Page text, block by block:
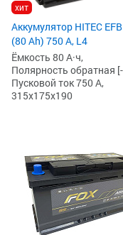
хит
Аккумулятор HITEC
(80 Ah) 750 А, L4
Ёмкость 80 А·ч,
Полярность обратная
Пусковой ток 750 А,
315x175x190